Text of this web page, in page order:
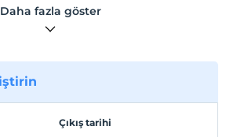
Suites Hotel'in konuk odalarının
masası ile donatılmıştır. Tesiste
bünyesinde ayrıca iş merkezi ve
mevcuttur. Bazı odalar
Daha fazla göster
Çıkış tarihi